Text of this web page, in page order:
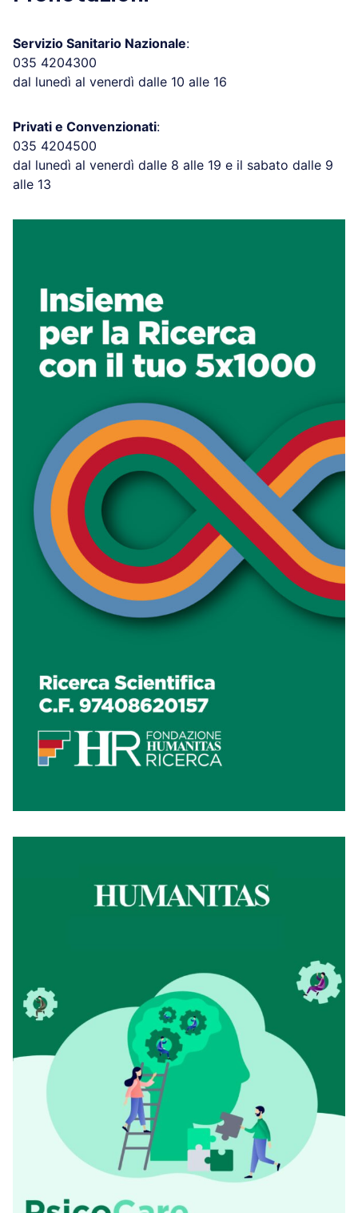
Servizio Sanitario Nazionale:
035 4204300
dal lunedì al venerdì dalle 10 alle 16
Privati e Convenzionati:
035 4204500
dal lunedì al venerdì dalle 8 alle 19 e il sabato dalle 9
alle 13